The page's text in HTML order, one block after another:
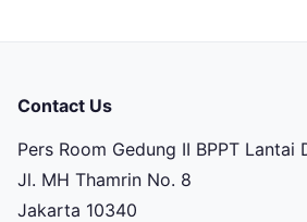
Contact Us
Pers Room Gedung II BPPT Lantai
Jl. MH Thamrin No. 8
Jakarta 10340